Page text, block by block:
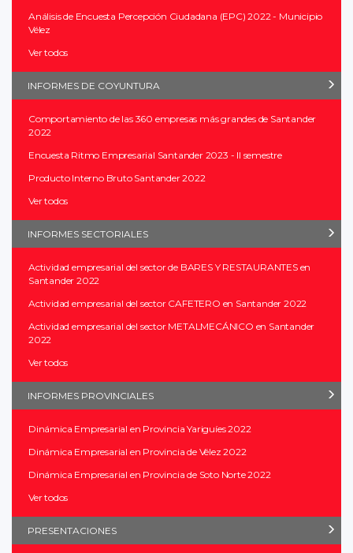
Análisis de Encuesta Percepción Ciudadana (EPC) 2022 - Municipio
Vélez
Ver todos
INFORMES DE COYUNTURA
Comportamiento de las 360 empresas más grandes de Santander
2022
Encuesta Ritmo Empresarial Santander 2023 - II semestre
Producto Interno Bruto Santander 2022
Ver todos
INFORMES SECTORIALES
Actividad empresarial del sector de BARES Y RESTAURANTES en
Santander 2022
Actividad empresarial del sector CAFETERO en Santander 2022
Actividad empresarial del sector METALMECÁNICO en Santander
2022
Ver todos
INFORMES PROVINCIALES
Dinámica Empresarial en Provincia Yariguíes 2022
Dinámica Empresarial en Provincia de Vélez 2022
Dinámica Empresarial en Provincia de Soto Norte 2022
Ver todos
PRESENTACIONES